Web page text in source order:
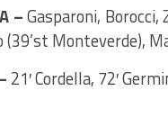
–Gasparoni,
(39’st Monteverde),
21′ Cordella, 72′